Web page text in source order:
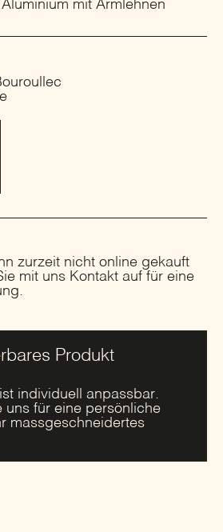
mit Armlehnen
zurzeit nicht online gekauft
mit uns Kontakt auf für eine
Produkt
individuell anpassbar.
uns für eine persönliche
massgeschneidertes